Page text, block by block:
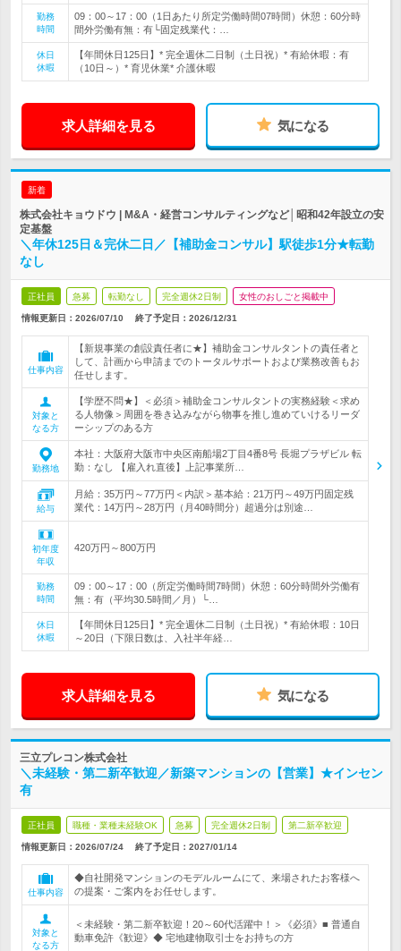
勤務
時間
09：00～17：00（1日あたり所定労働時間07時間）休憩：60分時
間外労働有無：有└固定残業代：…
休日
休暇
【年間休日125日】* 完全週休二日制（土日祝）* 有給休暇：有
（10日～）* 育児休業* 介護休暇
求人詳細を見る 気になる
新着
株式会社キョウドウ | M&A・経営コンサルティングなど│昭和42年設立の安
定基盤
＼年休125日＆完休二日／【補助金コンサル】駅徒歩1分★転勤
なし
正社員 急募 転勤なし 完全週休2日制 女性のおしごと掲載中
情報更新日：2026/07/10 終了予定日： 2026/12/31
仕事内容
【新規事業の創設責任者に★】補助金コンサルタントの責任者と
して、計画から申請までのトータルサポートおよび業務改善もお
任せします。
対象と
なる方
【学歴不問★】＜必須＞補助金コンサルタントの実務経験＜求め
る人物像＞周囲を巻き込みながら物事を推し進めていけるリーダ
ーシップのある方
勤務地
本社：大阪府大阪市中央区南船場2丁目4番8号 長堀プラザビル 転
勤：なし 【雇入れ直後】上記事業所…
給与
月給：35万円～77万円＜内訳＞基本給：21万円～49万円固定残
業代：14万円～28万円（月40時間分）超過分は別途…
初年度
年収
420万円～800万円
勤務
時間
09：00～17：00（所定労働時間7時間）休憩：60分時間外労働有
無：有（平均30.5時間／月）└…
休日
休暇
【年間休日125日】* 完全週休二日制（土日祝）* 有給休暇：10日
～20日（下限日数は、入社半年経…
求人詳細を見る 気になる
三立プレコン株式会社
＼未経験・第二新卒歓迎／新築マンションの【営業】★インセン
有
正社員 職種・業種未経験OK 急募 完全週休2日制 第二新卒歓迎
情報更新日：2026/07/24 終了予定日： 2027/01/14
仕事内容
◆自社開発マンションのモデルルームにて、来場されたお客様へ
の提案・ご案内をお任せします。
対象と
なる方
＜未経験・第二新卒歓迎！20～60代活躍中！＞《必須》■ 普通自
動車免許《歓迎》◆ 宅地建物取引士をお持ちの方